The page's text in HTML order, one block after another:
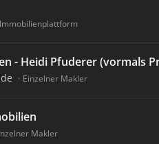
Immobilienplattform
- Heidi Pfuderer (vormals
Einzelner Makler
Makler